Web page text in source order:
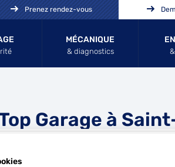
MÉCANIQUE
& diagnostics
Prenez rendez-vous
Garage à